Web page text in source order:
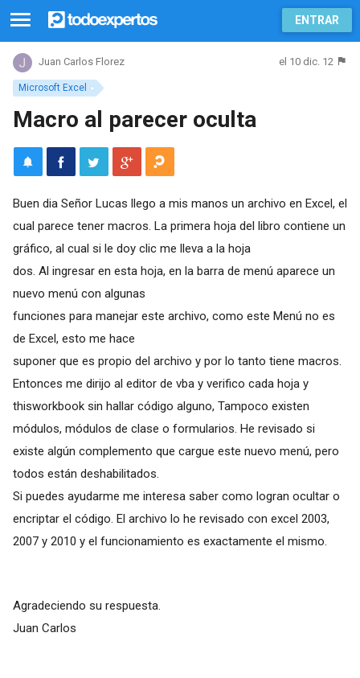
ENTRAR
Microsoft Excel
Juan Carlos Florez el 10 dic. 12
Macro al parecer oculta
Buen dia Señor Lucas llego a mis manos un archivo en Excel, el
cual parece tener macros. La primera hoja del libro contiene un
gráfico, al cual si le doy clic me lleva a la hoja
dos. Al ingresar en esta hoja, en la barra de menú aparece un
nuevo menú con algunas
funciones para manejar este archivo, como este Menú no es
de Excel, esto me hace
suponer que es propio del archivo y por lo tanto tiene macros.
Entonces me dirijo al editor de vba y verifico cada hoja y
thisworkbook sin hallar código alguno, Tampoco existen
módulos, módulos de clase o formularios. He revisado si
existe algún complemento que cargue este nuevo menú, pero
todos están deshabilitados.
Si puedes ayudarme me interesa saber como logran ocultar o
encriptar el código. El archivo lo he revisado con excel 2003,
2007 y 2010 y el funcionamiento es exactamente el mismo.
Agradeciendo su respuesta.
Juan Carlos